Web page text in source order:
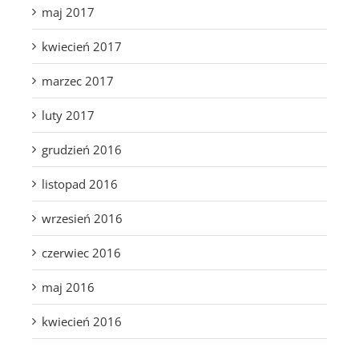
maj 2017
kwiecień 2017
marzec 2017
luty 2017
grudzień 2016
listopad 2016
wrzesień 2016
czerwiec 2016
maj 2016
kwiecień 2016